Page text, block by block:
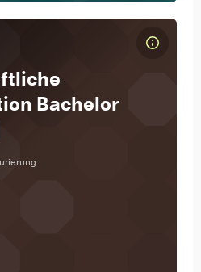
Bachelor [SoSe 2026]
Bachelor